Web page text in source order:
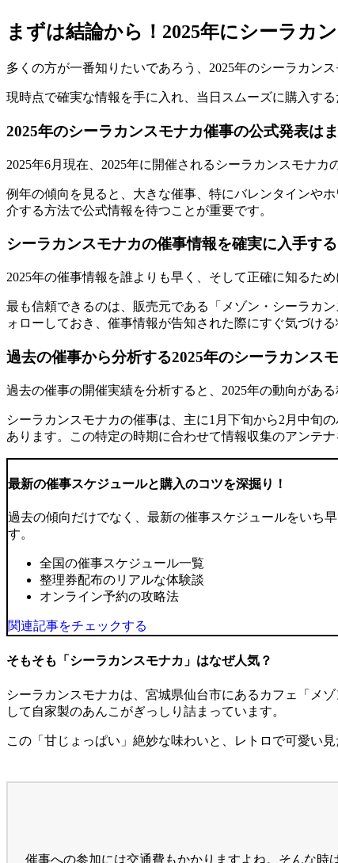
まずは結論から！2025年にシーラカ
多くの方が一番知りたいであろう、2025年のシーラカン
現時点で確実な情報を手に入れ、当日スムーズに購入す
2025年のシーラカンスモナカ催事の公式発表は
2025年6月現在、 2025年に開催されるシーラカンスモナカ
例年の傾向を見ると、大きな催事、特にバレンタインやホ
介する方法で公式情報を待つことが重要です。
シーラカンスモナカの催事情報を確実に入手す
2025年の催事情報を誰よりも早く、そして正確に知るた
最も信頼できるのは、販売元である「メゾン・シーラカ
ォローしておき、催事情報が告知された際にすぐ気づける
過去の催事から分析する2025年のシーラカンス
過去の催事の開催実績を分析すると、2025年の動向がある
シーラカンスモナカの催事は、主に1月下旬から2月中旬
あります。この特定の時期に合わせて情報収集のアンテ
最新の催事スケジュールと購入のコツを深掘り！
過去の傾向だけでなく、最新の催事スケジュールをいち
す。
全国の催事スケジュール一覧
整理券配布のリアルな体験談
オンライン予約の攻略法
関連記事をチェックする
そもそも「シーラカンスモナカ」はなぜ人気？
シーラカンスモナカは、宮城県仙台市にあるカフェ「メ
して自家製のあんこがぎっしり詰まっています。
この「甘じょっぱい」絶妙な味わいと、レトロで可愛い
催事への参加には交通費もかかりますよね。そんな時は